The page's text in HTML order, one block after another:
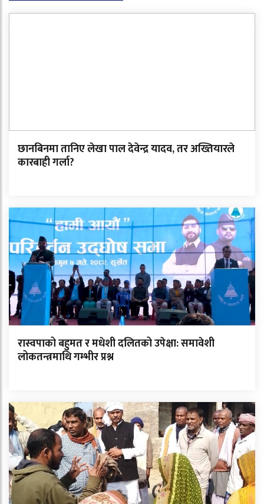
छानबिनमा तानिए लेखा पाल देवेन्द्र यादव, तर अख्तियारले
कारबाही गर्ला?
रास्वपाको बहुमत र मधेशी दलितको उपेक्षा: समावेशी
लोकतन्त्रमाथि गम्भीर प्रश्न